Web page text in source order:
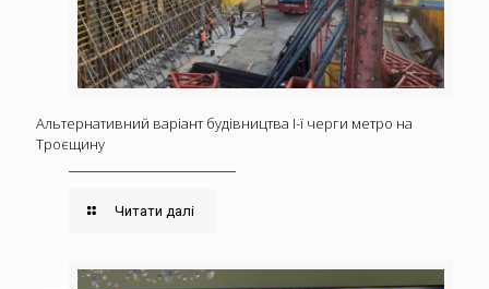
Альтернативний варіант будівництва І-ї черги метро на
Троєщину
Читати далі